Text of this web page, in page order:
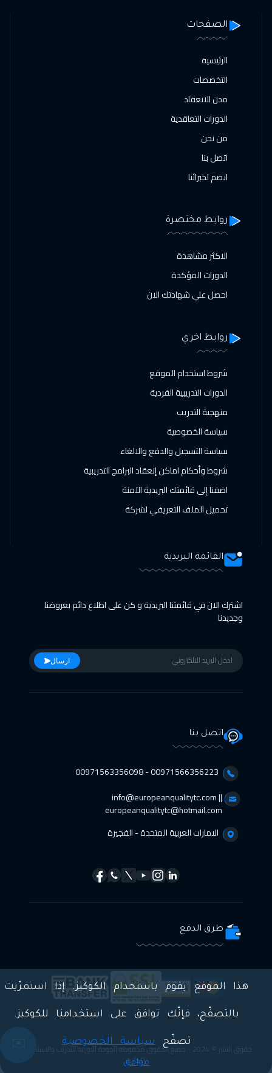
الصفحات
الرئيسية
التخصصات
مدن الانعقاد
الدورات التعاقدية
من نحن
اتصل بنا
انضم لخبرائنا
روابط مختصرة
الاكثر مشاهدة
الدورات المؤكدة
احصل علي شهادتك الان
روابط اخري
شروط استخدام الموقع
الدورات التدريبية الفردية
منهجية التدريب
سياسة الخصوصية
سياسة التسجيل والدفع والالغاء
شروط وأحكام اماكن إنعقاد البرامج التدريبية
اضفنا إلى قائمتك البريدية الآمنة
تحميل الملف التعريفي لشركة
القائمة البريدية
اشترك الان في قائمتنا البريدية و كن على اطلاع دائم بعروضنا
وجديدنا
ارسال
اتصل بنا
00971566356223 - 00971563356098⁩
info@europeanqualitytc.com ||
europeanqualitytc@hotmail.com
الامارات العربية المتحدة - الفجيرة
طرق الدفع
حقوق النشر © 2024 - جميع الحقوق محفوظة الجودة الاوربية للتدريب والاستشارات
الادارية
هذا الموقع يقوم باستخدام الكوكيز. إذا استمرّيت
بالتصفّح، فإنّك توافق على استخدامنا للكوكيز.
تصفّحسياسة الخصوصية
موافق
✉️